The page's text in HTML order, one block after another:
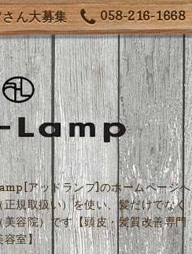
058-216-1668
ん大募集
アッドランプ]のホームページへ
規取扱い）を使い、髪だけでなく
容院）です【頭皮・髪質改善専門
容室】